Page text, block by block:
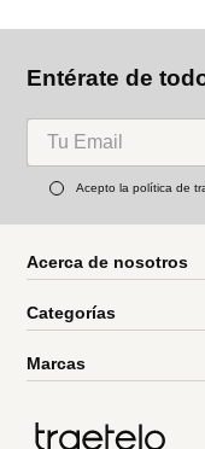
Entérate de
Acepto la política de
Acerca de nosotros
Categorías
Marcas